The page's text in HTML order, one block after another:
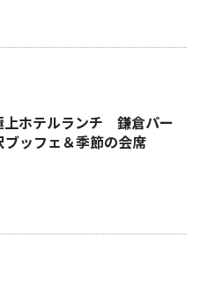
上ホテルランチ 鎌倉パー
ブッフェ＆季節の会席